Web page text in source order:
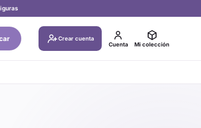
Crear cuenta
Cuenta
Mi colección